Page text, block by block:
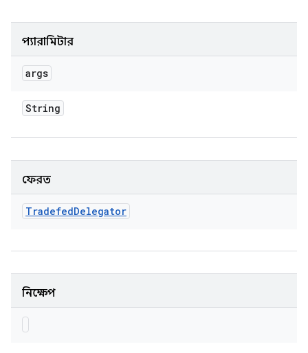
প্যারামিটার
args
String
ফেরত
TradefedDelegator
নিক্ষেপ